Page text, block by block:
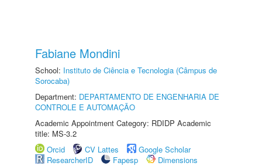
Fabiane Mondini
School: Instituto de Ciência e Tecnologia (Câmpus de
Sorocaba)
Department: DEPARTAMENTO DE ENGENHARIA DE
CONTROLE E AUTOMAÇÃO
Academic Appointment Category: RDIDP Academic
title: MS-3.2
Orcid
CV Lattes
Google Scholar
ResearcherID
Fapesp
Dimensions